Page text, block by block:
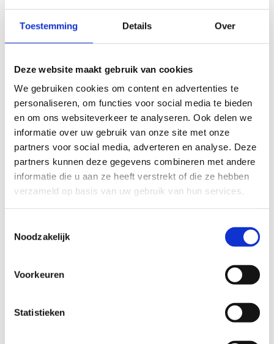
Toestemming Details Over
Deze website maakt gebruik van cookies
We gebruiken cookies om content en advertenties te
personaliseren, om functies voor social media te bieden
en om ons websiteverkeer te analyseren. Ook delen we
informatie over uw gebruik van onze site met onze
partners voor social media, adverteren en analyse. Deze
partners kunnen deze gegevens combineren met andere
informatie die u aan ze heeft verstrekt of die ze hebben
verzameld op basis van uw gebruik van hun services.
Noodzakelijk
Voorkeuren
Statistieken
gaanderij als toegang tot de tribunes, met
flexibele zitplaatsuitbreiding en
Afmetingen:
- Boogschietstand: 38 m x 12,5 m
- Spurtstrook: 67 m x 9,5 m
- Verspringbak: 67 m x 9,5 m
Reserveer onze Gaanderij via e-mail en laat ons
je sportieve of evenementuele behoeften
vervullen!